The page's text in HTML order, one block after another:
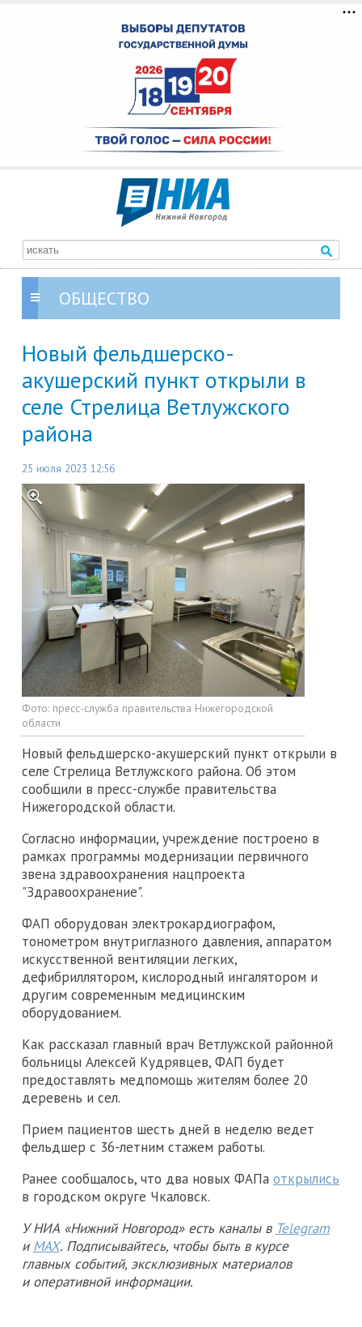
ОБЩЕСТВО
Новый фельдшерско-
акушерский пункт открыли в
селе Стрелица Ветлужского
района
25 июля 2023 12:56
Фото: пресс-служба правительства Нижегородской
области
Новый фельдшерско-акушерский пункт открыли в
селе Стрелица Ветлужского района. Об этом
сообщили в пресс-службе правительства
Нижегородской области.
Согласно информации, учреждение построено в
рамках программы модернизации первичного
звена здравоохранения нацпроекта
"Здравоохранение".
ФАП оборудован электрокардиографом,
тонометром внутриглазного давления, аппаратом
искусственной вентиляции легких,
дефибриллятором, кислородный ингалятором и
другим современным медицинским
оборудованием.
Как рассказал главный врач Ветлужской районной
больницы Алексей Кудрявцев, ФАП будет
предоставлять медпомощь жителям более 20
деревень и сел.
Прием пациентов шесть дней в неделю ведет
фельдшер с 36-летним стажем работы.
Ранее сообщалось, что два новых ФАПа открылись
в городском округе Чкаловск.
У НИА «Нижний Новгород» есть каналы в Telegram
и MAX. Подписывайтесь, чтобы быть в курсе
главных событий, эксклюзивных материалов
и оперативной информации.